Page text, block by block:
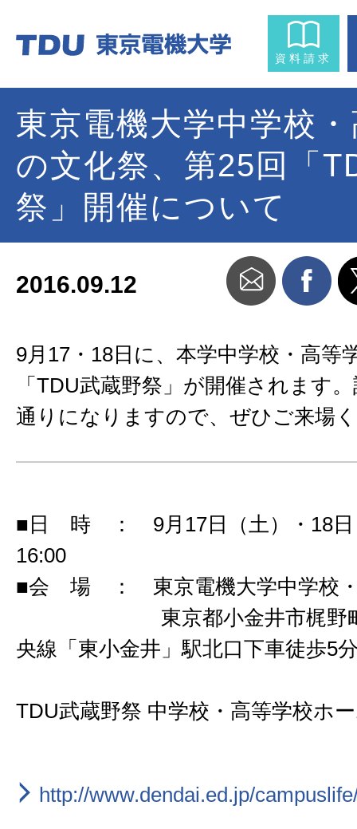
資料請求
東京電機大学中学校
の文化祭、第25回「
祭」開催について
2016.09.12
9月17・18日に、本学中学校・高等
「TDU武蔵野祭」が開催されます
通りになりますので、ぜひご来場
■日 時 ： 9月17日（土）・18日
16:00
■会 場 ： 東京電機大学中学校・
東京都小金井市梶野町4-
央線「東小金井」駅北口下車徒歩5
TDU武蔵野祭 中学校・高等学校ホ
http://www.dendai.ed.jp/